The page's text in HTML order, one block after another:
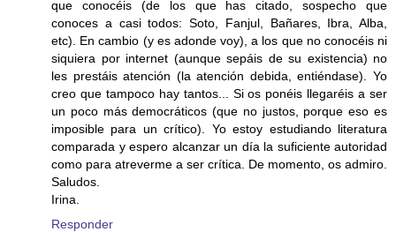
que conocéis (de los que has citado, sospecho que
conoces a casi todos: Soto, Fanjul, Bañares, Ibra, Alba,
etc). En cambio (y es adonde voy), a los que no conocéis ni
siquiera por internet (aunque sepáis de su existencia) no
les prestáis atención (la atención debida, entiéndase). Yo
creo que tampoco hay tantos... Si os ponéis llegaréis a ser
un poco más democráticos (que no justos, porque eso es
imposible para un crítico). Yo estoy estudiando literatura
comparada y espero alcanzar un día la suficiente autoridad
como para atreverme a ser crítica. De momento, os admiro.
Saludos.
Irina.
Responder